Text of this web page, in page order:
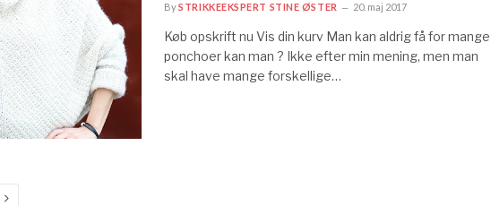
BySTRIKKEEKSPERT STINE ØSTER 20. maj 2017
Køb opskrift nu Vis din kurv Man kan aldrig få for mange
ponchoer kan man ? Ikke efter min mening, men man
skal have mange forskellige…
Next